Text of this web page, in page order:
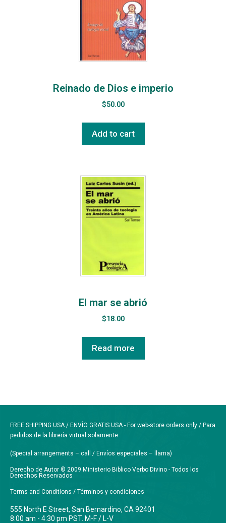
Reinado de Dios e imperio
$50.00
Add to cart
El mar se abrió
$18.00
Read more
FREE SHIPPING USA / ENVÍO GRATIS USA - For web-store orders only / Para
pedidos de la librería virtual solamente
(Special arrangements – call / Envíos especiales – llama)
Derecho de Autor © 2009 Ministerio Biblico Verbo Divino - Todos los
Derechos Reservados
Terms and Conditions / Términos y condiciones
555 North E Street, San Bernardino, CA 92401
8:00 am - 4:30 pm PST. M-F / L-V